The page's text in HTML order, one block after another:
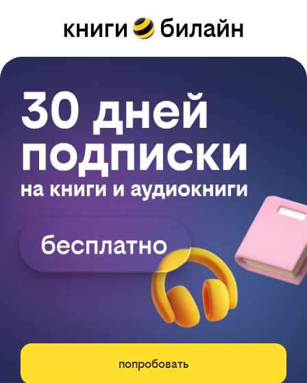
попробовать